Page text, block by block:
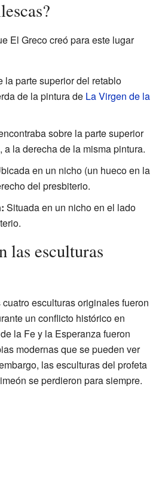
El Greco creó para este lugar
la parte superior del retablo
de la pintura de La Virgen de la
sobre la parte superior
la derecha de la misma pintura.
en un nicho (un hueco en la
del presbiterio.
Situada en un nicho en el lado
las esculturas
esculturas originales fueron
un conflicto histórico en
la Fe y la Esperanza fueron
modernas que se pueden ver
las esculturas del profeta
se perdieron para siempre.